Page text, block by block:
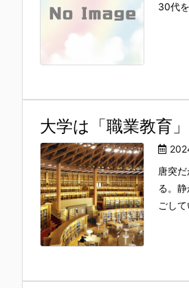
30代
大学は「職業教育
唐突
る。
ごし